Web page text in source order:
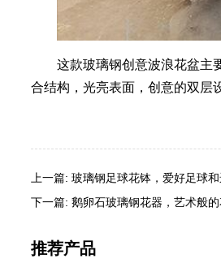
这款玻璃钢创意波浪花盆主要
合结构，光亮表面，创意的双层
上一篇: 玻璃钢足球花钵，爱好足球
下一篇: 鹅卵石玻璃钢花器，艺术般的
推荐产品